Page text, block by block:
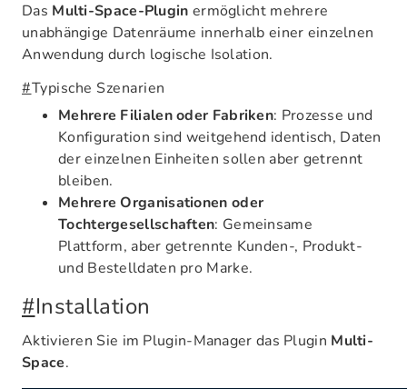
Das Multi-Space-Plugin ermöglicht mehrere
unabhängige Datenräume innerhalb einer einzelnen
Anwendung durch logische Isolation.
#Typische Szenarien
Mehrere Filialen oder Fabriken: Prozesse und
Konfiguration sind weitgehend identisch, Daten
der einzelnen Einheiten sollen aber getrennt
bleiben.
Mehrere Organisationen oder
Tochtergesellschaften: Gemeinsame
Plattform, aber getrennte Kunden-, Produkt-
und Bestelldaten pro Marke.
#Installation
Aktivieren Sie im Plugin-Manager das Plugin Multi-
Space.